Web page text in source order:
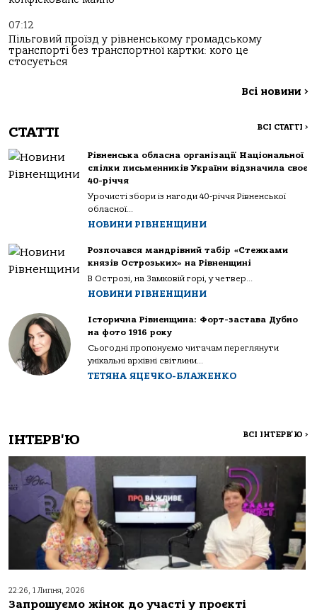
07:12
Пільговий проїзд у рівненському громадському
транспорті без транспортної картки: кого це
стосується
Всі новини >
СТАТТІ ВСІ СТАТТІ >
Рівненська обласна організації Національної
спілки письменників України відзначила своє
40-річчя
Урочисті збори із нагоди 40-річчя Рівненської
обласної...
НОВИНИ РІВНЕНЩИНИ
Розпочався мандрівний табір «Стежками
князів Острозьких» на Рівненщині
В Острозі, на Замковій горі, у четвер...
НОВИНИ РІВНЕНЩИНИ
Історична Рівненщина: Форт-застава Дубно
на фото 1916 року
Сьогодні пропонуємо читачам переглянути
унікальні архівні світлини...
ТЕТЯНА ЯЦЕЧКО-БЛАЖЕНКО
ІНТЕРВ'Ю ВСІ ІНТЕРВ'Ю >
22:26, 1 Липня, 2026
Запрошуємо жінок до участі у проєкті